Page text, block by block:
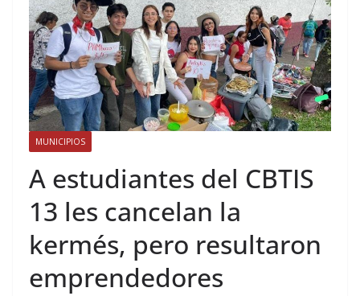
MUNICIPIOS
A estudiantes del CBTIS
13 les cancelan la
kermés, pero resultaron
emprendedores